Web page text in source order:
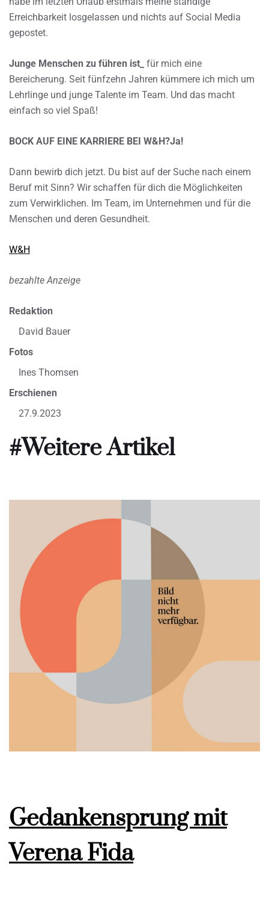
Erreichbarkeit losgelassen und nichts auf Social Media
gepostet.
Junge Menschen zu führen ist_ für mich eine
Bereicherung. Seit fünfzehn Jahren kümmere ich mich um
Lehrlinge und junge Talente im Team. Und das macht
einfach so viel Spaß!
BOCK AUF EINE KARRIERE BEI W&H?Ja!
Dann bewirb dich jetzt. Du bist auf der Suche nach einem
Beruf mit Sinn? Wir schaffen für dich die Möglichkeiten
zum Verwirklichen. Im Team, im Unternehmen und für die
Menschen und deren Gesundheit.
W&H
bezahlte Anzeige
Redaktion
David Bauer
Fotos
Ines Thomsen
Erschienen
27.9.2023
#Weitere Artikel
Gedankensprung mit
Verena Fida